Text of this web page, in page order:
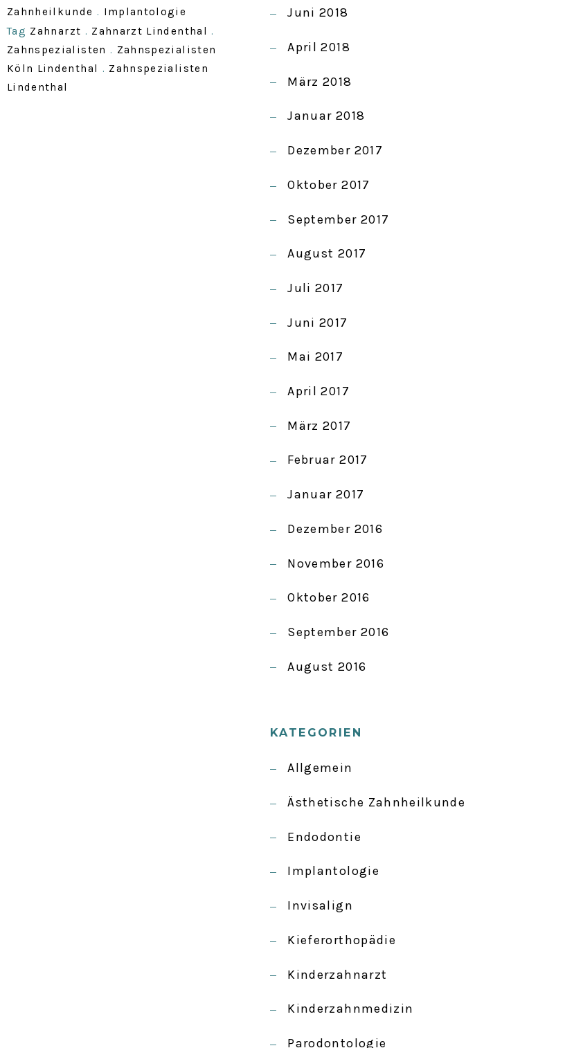
Zahnheilkunde . Implantologie
Tag Zahnarzt . Zahnarzt Lindenthal .
Zahnspezialisten . Zahnspezialisten
Köln Lindenthal . Zahnspezialisten
Lindenthal
Juni 2018
April 2018
März 2018
Januar 2018
Dezember 2017
Oktober 2017
September 2017
August 2017
Juli 2017
Juni 2017
Mai 2017
April 2017
März 2017
Februar 2017
Januar 2017
Dezember 2016
November 2016
Oktober 2016
September 2016
August 2016
KATEGORIEN
Allgemein
Ästhetische Zahnheilkunde
Endodontie
Implantologie
Invisalign
Kieferorthopädie
Kinderzahnarzt
Kinderzahnmedizin
Parodontologie